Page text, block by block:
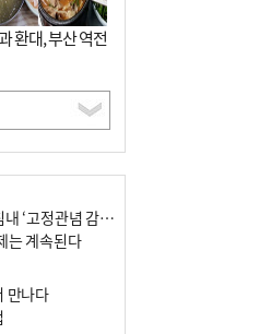
환대, 부산 역전
비바람 견뎌낸 그의 회화…마침내 ‘고정관념 감옥’서 해방
는 계속된다
만나다